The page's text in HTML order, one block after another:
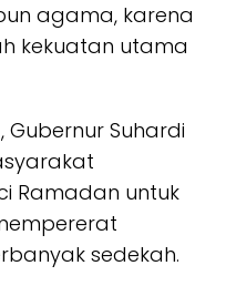
agama, karena
kekuatan utama
Suhardi
Ramadan untuk
sedekah.